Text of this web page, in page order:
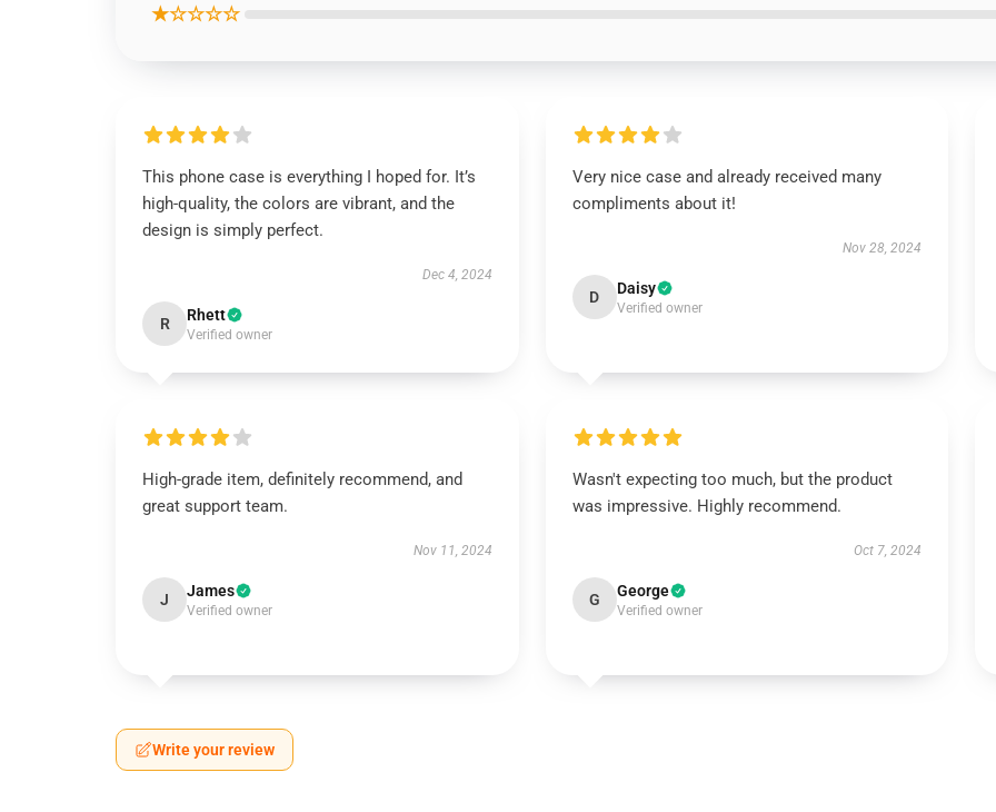
★☆☆☆☆
This phone case is everything I hoped for. It’s
high-quality, the colors are vibrant, and the
design is simply perfect.
Dec 4, 2024
R Rhett
Verified owner
Very nice case and already received many
compliments about it!
Nov 28, 2024
D Daisy
Verified owner
High-grade item, definitely recommend, and
great support team.
Nov 11, 2024
J James
Verified owner
Wasn't expecting too much, but the product
was impressive. Highly recommend.
Oct 7, 2024
G George
Verified owner
Write your review